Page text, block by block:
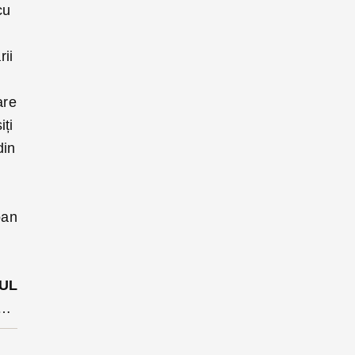
CNCD pentru derapajul din declarația cu lagărele de concentrare